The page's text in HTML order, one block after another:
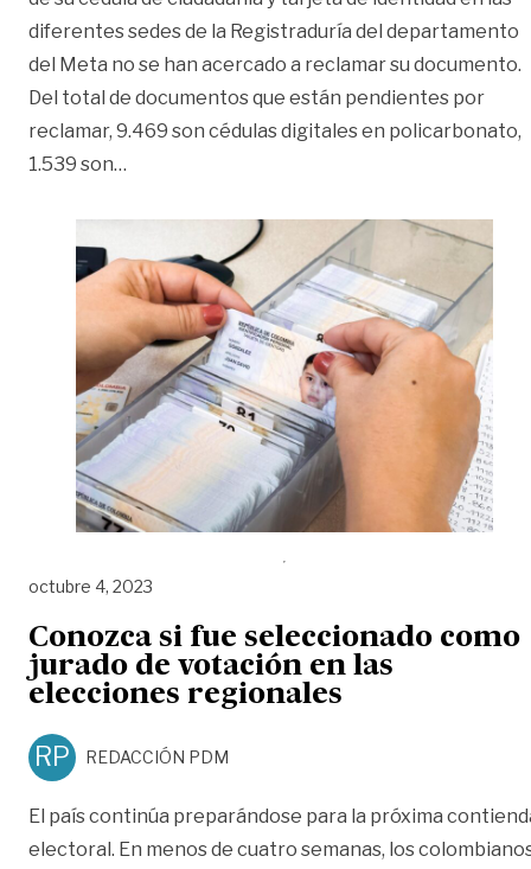
diferentes sedes de la Registraduría del departamento
del Meta no se han acercado a reclamar su documento.
Del total de documentos que están pendientes por
reclamar, 9.469 son cédulas digitales en policarbonato,
1.539 son…
octubre 4, 2023
Conozca si fue seleccionado como
jurado de votación en las
elecciones regionales
RP REDACCIÓN PDM
El país continúa preparándose para la próxima
electoral. En menos de cuatro semanas, los